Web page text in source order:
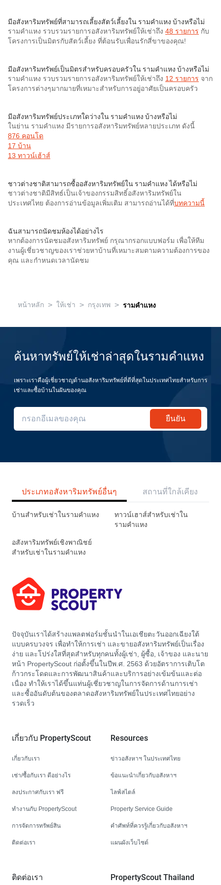
มีอสังหาริมทรัพย์ที่สามารถเลี้ยงสัตว์เลี้ยงใน รามคำแหง บ้างหรือไม่
รามคำแหง รวบรวมรายการอสังหาริมทรัพย์ให้เช่าถึง 48 รายการ กับ
โครงการเป็นมิตรกับสัตว์เลี้ยง ที่ต้อนรับเพื่อนรักสี่ขาของคุณ!
มีอสังหาริมทรัพย์เป็นมิตรสำหรับครอบครัวใน รามคำแหง บ้างหรือไม่
รามคำแหง รวบรวมรายการอสังหาริมทรัพย์ให้เช่าถึง 12 รายการ จาก
โครงการต่างๆมากมายที่เหมาะสำหรับการอยู่อาศัยเป็นครอบครัว
มีอสังหาริมทรัพย์ประเภทใดว่างใน รามคำแหง บ้างหรือไม่
ในย่าน รามคำแหง มีรายการอสังหาริมทรัพย์หลายประเภท ดังนี้
876 คอนโด
17 บ้าน
13 ทาวน์เฮ้าส์
ชาวต่างชาติสามารถซื้ออสังหาริมทรัพย์ใน รามคำแหง ได้หรือไม่
ชาวต่างชาติมีสิทธ์เป็นเจ้าของกรรมสิทธิ์อสังหาริมทรัพย์ใน
ประเทศไทย ต้องการอ่านข้อมูลเพิ่มเติม สามารถอ่านได้ที่บทความนี้
ฉันสามารถนัดชมห้องได้อย่างไร
หากต้องการนัดชมอสังหาริมทรัพย์ กรุณากรอกแบบฟอร์ม เพื่อให้ทีม
งานผู้เชี่ยวชาญของเราช่วยหาบ้านที่เหมาะสมตามความต้องการของ
คุณ และกำหนดเวลานัดชม
หน้าหลัก > ให้เช่า > กรุงเทพ > รามคำแหง
ค้นหาทรัพย์ให้เช่าล่าสุดในรามคำแหง
เพราะเราคือผู้เชี่ยวชาญด้านอสังหาริมทรัพย์ที่ดีที่สุดในประเทศไทยสำหรับการ
เช่าและซื้อบ้านในฝันของคุณ
ยืนยัน
ประเภทอสังหาริมทรัพย์อื่นๆ สถานที่ใกล้เคียง
บ้านสำหรับเช่าในรามคำแหง
ทาวน์เฮาส์สำหรับเช่าใน
รามคำแหง
อสังหาริมทรัพย์เชิงพาณิชย์
สำหรับเช่าในรามคำแหง
ปัจจุบันเราได้สร้างแพลตฟอร์มชั้นนำในเอเชียตะวันออกเฉียงใต้
แบบครบวงจร เพื่อทำให้การเช่า และขายอสังหาริมทรัพย์เป็นเรื่อง
ง่าย และโปร่งใสที่สุดสำหรับทุกคนทั้งผู้เช่า, ผู้ซื้อ, เจ้าของ และนาย
หน้า PropertyScout ก่อตั้งขึ้นในปีพ.ศ. 2563 ด้วยอัตราการเติบโต
ก้าวกระโดดและการพัฒนาสินค้าและบริการอย่างเข้มข้นและต่อ
เนื่อง ทำให้เราได้ขึ้นแท่นผู้เชี่ยวชาญในการจัดการด้านการเช่า
และซื้ออันดับต้นของตลาดอสังหาริมทรัพย์ในประเทศไทยอย่าง
รวดเร็ว
เกี่ยวกับ PropertyScout
เกี่ยวกับเรา
เช่า/ซื้อกับเรา ดีอย่างไร
ลงประกาศกับเรา ฟรี
ทำงานกับ PropertyScout
การจัดการทรัพย์สิน
ติดต่อเรา
Resources
ข่าวอสังหาฯ ในประเทศไทย
ข้อแนะนำเกี่ยวกับอสังหาฯ
ไลฟ์สไตล์
Property Service Guide
คำศัพท์ที่ควรรู้เกี่ยวกับอสังหาฯ
แผนผังเว็บไซต์
ติดต่อเรา PropertyScout Thailand